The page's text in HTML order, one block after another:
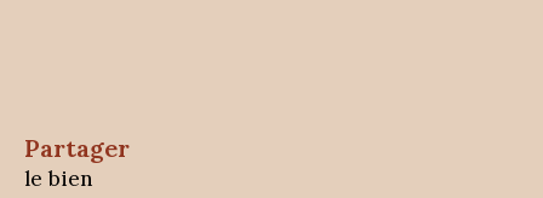
partager
le bien